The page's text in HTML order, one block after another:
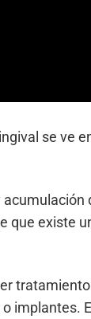
se ve
que existe
implantes.